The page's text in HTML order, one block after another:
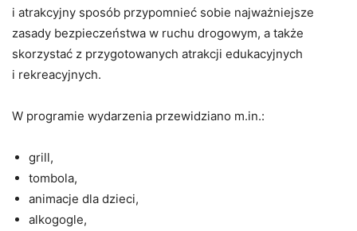
i atrakcyjny sposób przypomnieć sobie najważniejsze
zasady bezpieczeństwa w ruchu drogowym, a także
skorzystać z przygotowanych atrakcji edukacyjnych
i rekreacyjnych.
W programie wydarzenia przewidziano m.in.:
grill,
tombola,
animacje dla dzieci,
alkogogle,